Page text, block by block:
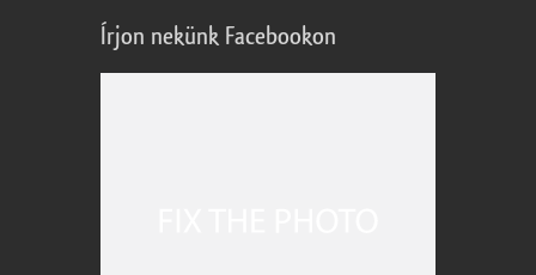
Írjon nekünk Facebookon